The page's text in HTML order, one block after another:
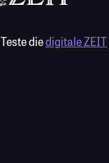
Teste diedigitale ZEIT